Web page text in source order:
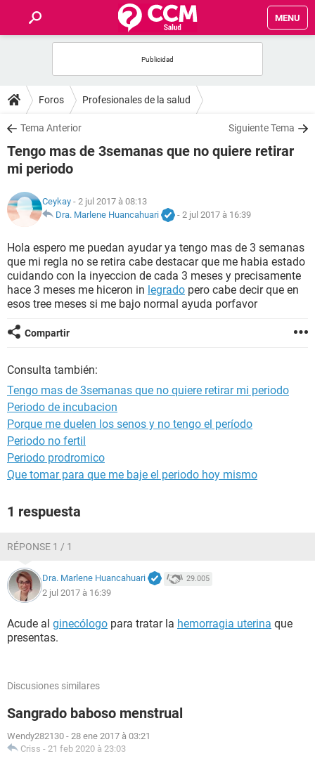
MENU
FORUMS
SALUD
FAMILIA
NUTRICIÓN
SEXUALIDAD
GLOSARIO
Foros Profesionales de la salud
Tema Anterior Siguiente Tema
Tengo mas de 3semanas que no quiere retirar
mi periodo
Ceykay - 2 jul 2017 à 08:13
Dra. Marlene Huancahuari
- 2 jul 2017 à 16:39
Hola espero me puedan ayudar ya tengo mas de 3 semanas
que mi regla no se retira cabe destacar que me habia estado
cuidando con la inyeccion de cada 3 meses y precisamente
hace 3 meses me hiceron in legrado pero cabe decir que en
esos tree meses si me bajo normal ayuda porfavor
Compartir
Consulta también:
Tengo mas de 3semanas que no quiere retirar mi periodo
Periodo de incubacion
Porque me duelen los senos y no tengo el período
Periodo no fertil
Periodo prodromico
Que tomar para que me baje el periodo hoy mismo
1 respuesta
RÉPONSE 1 / 1
Dra. Marlene Huancahuari 29.005
2 jul 2017 à 16:39
Acude al ginecólogo para tratar la hemorragia uterina que
presentas.
Discusiones similares
Sangrado baboso menstrual
Wendy282130 - 28 ene 2017 à 03:21
Criss - 21 feb 2020 à 23:03